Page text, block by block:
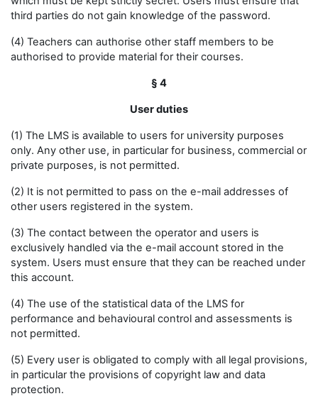
third parties do not gain knowledge of the password.
(4) Teachers can authorise other staff members to be
authorised to provide material for their courses.
§ 4
User duties
(1) The LMS is available to users for university purposes
only. Any other use, in particular for business, commercial or
private purposes, is not permitted.
(2) It is not permitted to pass on the e-mail addresses of
other users registered in the system.
(3) The contact between the operator and users is
exclusively handled via the e-mail account stored in the
system. Users must ensure that they can be reached under
this account.
(4) The use of the statistical data of the LMS for
performance and behavioural control and assessments is
not permitted.
(5) Every user is obligated to comply with all legal provisions,
in particular the provisions of copyright law and data
protection.